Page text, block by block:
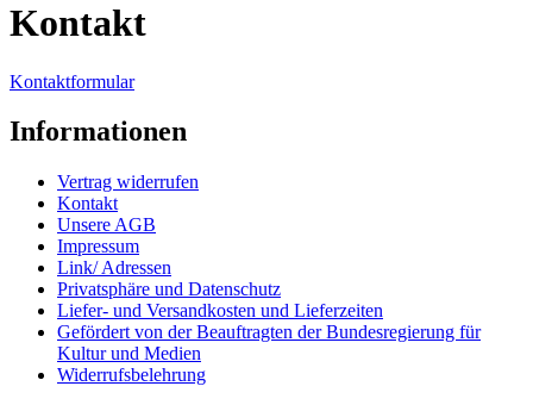
Kontakt
Kontaktformular
Informationen
Vertrag widerrufen
Kontakt
Unsere AGB
Impressum
Link/ Adressen
Privatsphäre und Datenschutz
Liefer- und Versandkosten und Lieferzeiten
Gefördert von der Beauftragten der Bundesregierung für
Kultur und Medien
Widerrufsbelehrung